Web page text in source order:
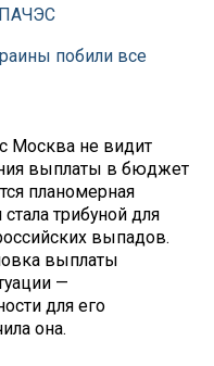
ПАЧЭС
побили все
Москва не видит
выплаты в бюджет
планомерная
трибуной для
выпадов.
выплаты
—
для его
она.